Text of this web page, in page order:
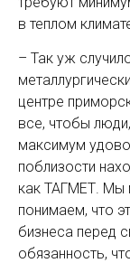
в теплом
– Так уж
центре
все, чтобы
максимум
поблизости
как ТАГМЕТ. Мы
понимаем, что
бизнеса перед
обязанность,